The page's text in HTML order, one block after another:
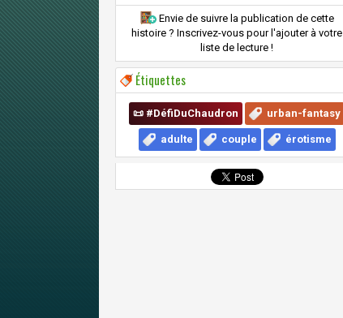
Envie de suivre la publication de cette
histoire ? Inscrivez-vous pour l'ajouter à votre
liste de lecture !
Étiquettes
📜 #DéfiDuChaudron urban-fantasy
adulte couple érotisme